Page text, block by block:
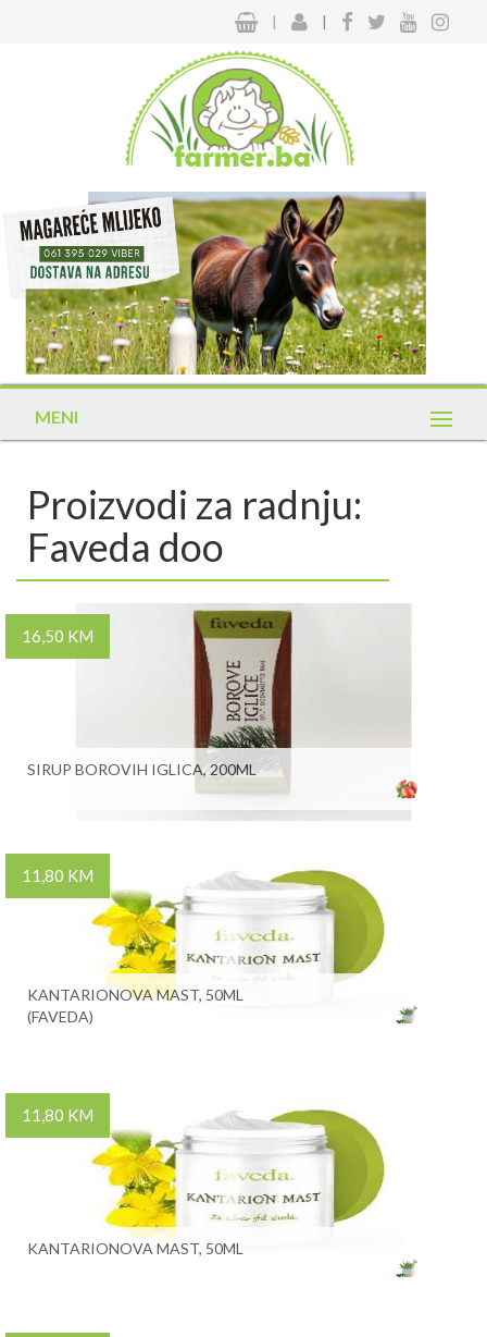
| |
MENI
Proizvodi za radnju:
Faveda doo
16,50 KM
SIRUP BOROVIH IGLICA, 200ML
11,80 KM
KANTARIONOVA MAST, 50ML
(FAVEDA)
11,80 KM
KANTARIONOVA MAST, 50ML